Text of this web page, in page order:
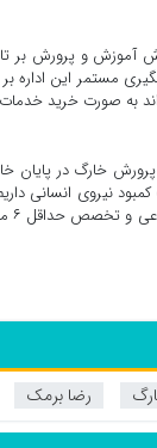
آموزش و پرورش بر
به صورت خرید
خارگ در پایان
نیروی انسانی
رضا برمک